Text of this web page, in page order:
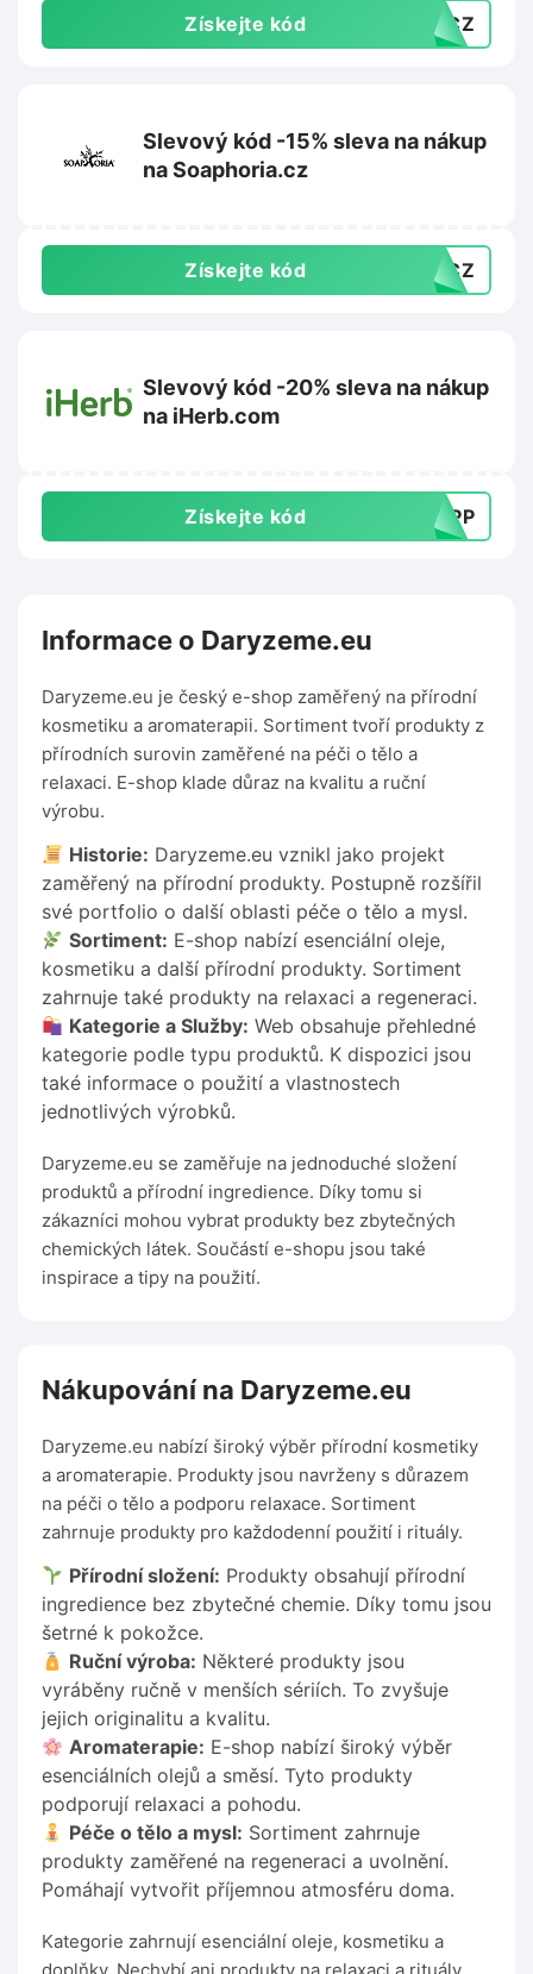
Získejte kód 26CZ
Slevový kód -15% sleva na nákup
na Soaphoria.cz
Získejte kód 15CZ
Slevový kód -20% sleva na nákup
na iHerb.com
Získejte kód UAPP
Informace o Daryzeme.eu
Daryzeme.eu je český e-shop zaměřený na přírodní
kosmetiku a aromaterapii. Sortiment tvoří produkty z
přírodních surovin zaměřené na péči o tělo a
relaxaci. E-shop klade důraz na kvalitu a ruční
výrobu.
Historie: Daryzeme.eu vznikl jako projekt
zaměřený na přírodní produkty. Postupně rozšířil
své portfolio o další oblasti péče o tělo a mysl.
Sortiment: E-shop nabízí esenciální oleje,
kosmetiku a další přírodní produkty. Sortiment
zahrnuje také produkty na relaxaci a regeneraci.
Kategorie a Služby: Web obsahuje přehledné
kategorie podle typu produktů. K dispozici jsou
také informace o použití a vlastnostech
jednotlivých výrobků.
Daryzeme.eu se zaměřuje na jednoduché složení
produktů a přírodní ingredience. Díky tomu si
zákazníci mohou vybrat produkty bez zbytečných
chemických látek. Součástí e-shopu jsou také
inspirace a tipy na použití.
Nákupování na Daryzeme.eu
Daryzeme.eu nabízí široký výběr přírodní kosmetiky
a aromaterapie. Produkty jsou navrženy s důrazem
na péči o tělo a podporu relaxace. Sortiment
zahrnuje produkty pro každodenní použití i rituály.
Přírodní složení: Produkty obsahují přírodní
ingredience bez zbytečné chemie. Díky tomu jsou
šetrné k pokožce.
Ruční výroba: Některé produkty jsou
vyráběny ručně v menších sériích. To zvyšuje
jejich originalitu a kvalitu.
Aromaterapie: E-shop nabízí široký výběr
esenciálních olejů a směsí. Tyto produkty
podporují relaxaci a pohodu.
Péče o tělo a mysl: Sortiment zahrnuje
produkty zaměřené na regeneraci a uvolnění.
Pomáhají vytvořit příjemnou atmosféru doma.
Kategorie zahrnují esenciální oleje, kosmetiku a